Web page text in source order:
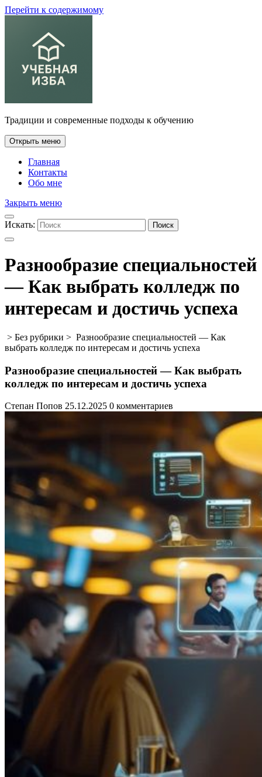
Перейти к содержимому
Традиции и современные подходы к обучению
Открыть меню
Главная
Контакты
Обо мне
Закрыть меню
Искать: Поиск
Разнообразие специальностей
— Как выбрать колледж по
интересам и достичь успеха
> Без рубрики > Разнообразие специальностей — Как
выбрать колледж по интересам и достичь успеха
Разнообразие специальностей — Как выбрать
колледж по интересам и достичь успеха
Степан Попов 25.12.2025 0 комментариев